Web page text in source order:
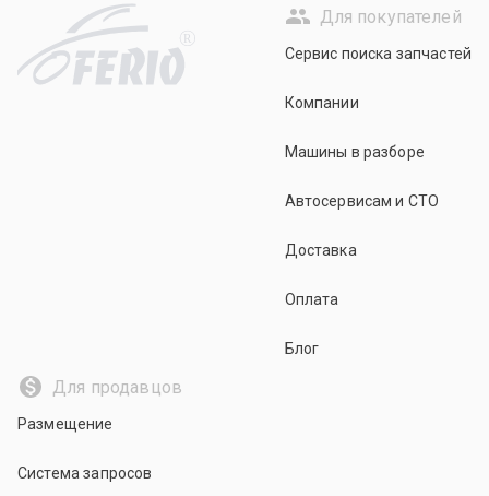
R
Для покупателей
Сервис поиска запчастей
Компании
Машины в разборе
Автосервисам и СТО
Доставка
Оплата
Блог
Для продавцов
Размещение
Система запросов